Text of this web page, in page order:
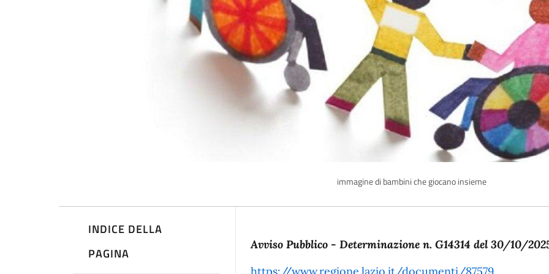
immagine di bambini che giocano insieme
INDICE DELLA
PAGINA
Descrizione
Avviso Pubblico - Determinazione n. G14314 del 30/10/